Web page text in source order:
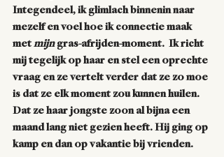
Integendeel, ik glimlach binnenin naar
mezelf en voel hoe ik connectie maak
met mijn gras-afrijden-moment.  Ik richt
mij tegelijk op haar en stel een oprechte
vraag en ze vertelt verder dat ze zo moe
is dat ze elk moment zou kunnen huilen.
Dat ze haar jongste zoon al bijna een
maand lang niet gezien heeft. Hij ging op
kamp en dan op vakantie bij vrienden.